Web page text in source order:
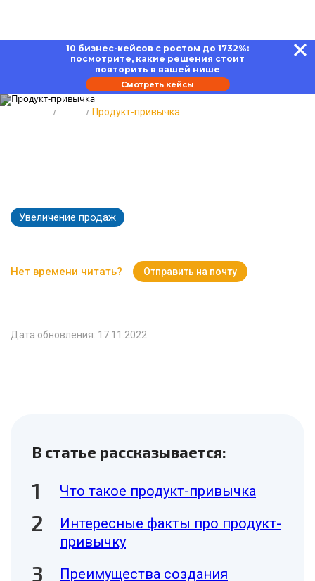
10 бизнес-кейсов с ростом до 1732%:
посмотрите, какие решения стоит
повторить в вашей нише
Смотреть кейсы
Продукт-привычка
Увеличение продаж
Нет времени читать? Отправить на почту
Дата обновления: 17.11.2022
В статье рассказывается:
Что такое продукт-привычка
Интересные факты про продукт-
привычку
Преимущества создания